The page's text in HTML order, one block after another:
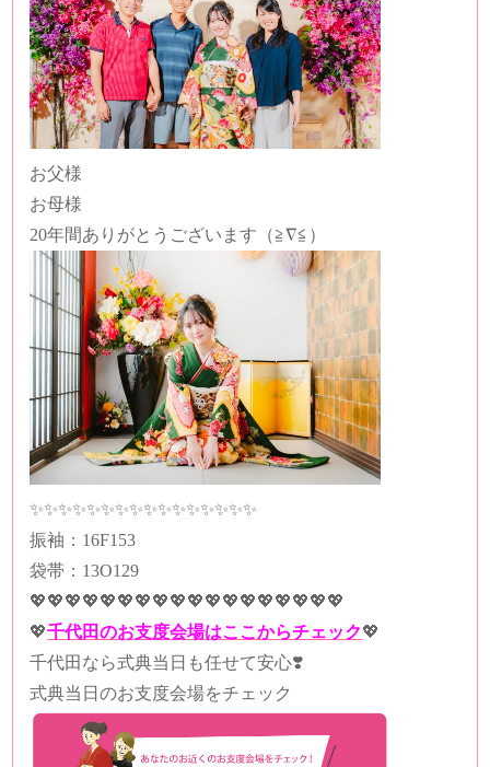
お父様
お母様
20年間ありがとうございます（≧∇≦）
✨✨✨✨✨✨✨✨✨✨✨✨✨✨✨✨
振袖：16F153
袋帯：13O129
💖💖💖💖💖💖💖💖💖💖💖💖💖💖💖💖💖💖
💖千代田のお支度会場はここからチェック💖
千代田なら式典当日も任せて安心❣️
式典当日のお支度会場をチェック